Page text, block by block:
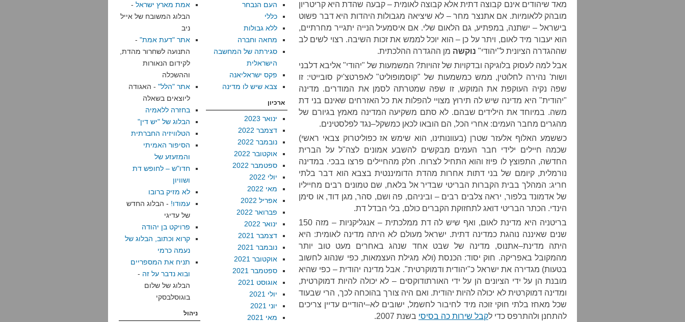
מאד שיהודים אינם קבוצה דתית אלא קבוצה לאומית – קבעה שהדת היא קריטריון
מובהק ללאומיות. אם אתנצר מחר – לא שיציאה מגבולות היהדות היא דבר פשוט
בישראל – ישתנה, במפתיע, גם הלאום שלי. אם איסמעיל הנייה יתגייר מחרתיים,
הוא יעבור מיד לאום, ויתר על כן– הוא יוכל לממש את זכות השיבה. רצוי לשים לב
שההגדרה הציונית ל"יהודי" נוקשה מן ההגדרה ההלכתית.
אבל למה לעסוק בלוגיקה ובדקויות של זהויות? המשמעות של "יהודי" אליבא דלבני
ושות' נהירה לחלוטין, ממש כמשמעות של "קוסמופוליט"לאפרטצ'יק סובייטי: זו
שפה נקיה העוקפת את המוקש,זו שפה שמטרתה לסמן את המודרים. מדינה
"יהודית" היא מדינה שיש לה תירוץ מצויי להפלות את כל האזרחים שאינם בני דת
משה. במיוחד את הילידים שבהם. לא סתם משקיעה המדינה מאמץ בגיורם של
מהגרים מחבר העמים: אחרי הכל, הם הובאו לכאן כמשקל–נגד לפלסטינים.
כששמע האלוף אלעזר שטרן(בעוונותינו, הוא שימש אז כפוליטרוק צבאי ראשי)
שכמה חיילים ילידי חבר העמים מבקשים להשבע אמונים לצה"ל על הברית
החדשה, התפוצץ לו פיוז והוא התחיל לצרוח. חלק מהחיילים פרצו בבכי. במדינה
נורמלית,קיומם של בני דתות אחרות מהדת הדומיננטית בצבא הוא דבר בלתי
חריג: המהלך בבית הקברות הבריטי שבדיר אל בלאח, שם טמונים רבים מחייליו
של אדמונד בלפור, יראה צלבים רבים – וביניהם, פה ושם, סהר, מגן דוד,או סימן
הינדי. הכתר הבריטי דואג לתחזוקת הקברים כולם, בלי הבדל דת.
בריטניה היא מדינת לאום, ואף שיש לה דת ממלכתית – אנגליקניות – מזה 150
שנים שאיננה נוהגת כמדינה דתית. ישראל מעולם לא היתה מדינה לאומית: היא
היתה מדינת–אתנוס, מדינה של שבט אחד שנהג באחרים מעט טוב יותר
מהמקובל באפריקה. חוק יסוד: הכנסת(ולא מגילת העצמאות,כפי שנהוג לחשוב
בטעות) מגדירה את ישראל כ"יהודית ודמוקרטית". אבל מדינה יהודית – כפי שהיא
מובנת הן על ידי הציונים הן על ידי האורתודוקסים – לא יכולה להיות דמוקרטית,
ומדינה דמוקרטית לא יכולה להיות יהודית. ואם היה צורך בהוכחה לכך, הרי שבעוד
שכל מאחז בלתי חוקי זוכה מיד לחיבור לחשמל, ישובים לא–יהודיים עדיין צריכים
להתחנן ולהתרפס כדי לקבל שירות כה בסיסי בשנת 2007.
העם הנבחר
כללי
ללא גבולות
מחאה וחברה
סגירתה של המחשבה
הישראלית
פקס ישראליאנה
צבא שיש לו מדינה
ארכיון
ינואר 2023
דצמבר 2022
נובמבר 2022
אוקטובר 2022
ספטמבר 2022
יולי 2022
מאי 2022
אפריל 2022
פברואר 2022
ינואר 2022
דצמבר 2021
נובמבר 2021
אוקטובר 2021
ספטמבר 2021
אוגוסט 2021
יולי 2021
יוני 2021
מאי 2021
אמת מארץ ישראל -
הבלוג המשובח של אייל
ניב
אתר "דעת אמת" -
התנועה לשחרור מהדת,
לקידום הנאורות
וההשכלה
אתר "הלל" - האגודה
ליוצאים בשאלה
בחזרה ללאמיה
הבלוג של "יש דין"
הטלוויזיה החברתית
הסיפור האמיתי
והמזעזע של
חדו"ש – לחופש דת
ושוויון
לא מזיק ברובו
עמודו! - הבלוג החדש
של עדיגי
פרויקט בן יהודה
קרוא וכתוב, הבלוג של
נעמה כרמי
תניח את המספריים
ובוא נדבר על זה -
הבלוג של שלום
בוגוסלבסקי
ניהול